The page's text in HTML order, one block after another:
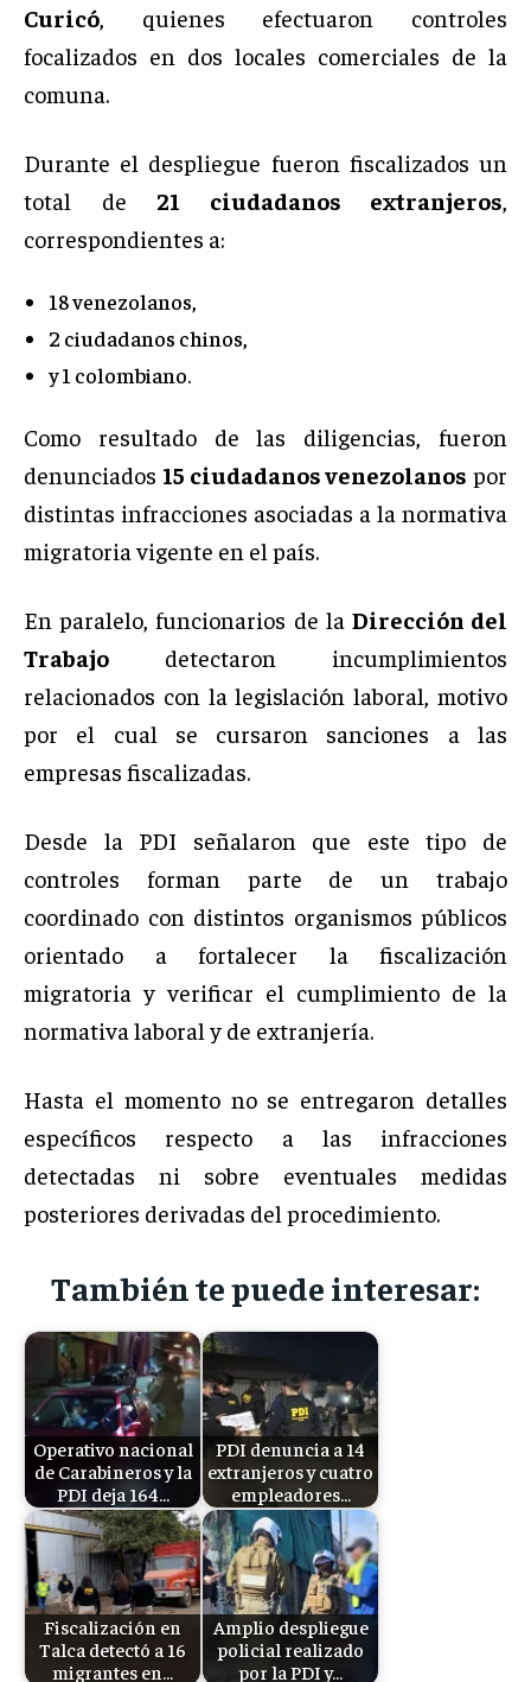
Curicó , quienes efectuaron controles
focalizados en dos locales comerciales de la
comuna.
Durante el despliegue fueron fiscalizados un
total de 21 ciudadanos extranjeros
correspondientes a:
18 venezolanos,
2 ciudadanos chinos,
y 1 colombiano.
Como resultado de las diligencias, fueron
denunciados 15 ciudadanos venezolanos por
distintas infracciones asociadas a la normativa
migratoria vigente en el país.
En paralelo, funcionarios de la Dirección del
Trabajo detectaron incumplimientos
relacionados con la legislación laboral, motivo
por el cual se cursaron sanciones a las
empresas fiscalizadas.
Desde la PDI señalaron que este tipo de
controles forman parte de un trabajo
coordinado con distintos organismos públicos
orientado a fortalecer la fiscalización
migratoria y verificar el cumplimiento de la
normativa laboral y de extranjería.
Hasta el momento no se entregaron detalles
específicos respecto a las infracciones
detectadas ni sobre eventuales medidas
posteriores derivadas del procedimiento.
También te puede interesar:
Operativo nacional
de Carabineros y la
PDI deja 164…
PDI denuncia a 14
extranjeros y cuatro
empleadores…
Fiscalización en
Talca detectó a 16
migrantes en…
Amplio despliegue
policial realizado
por la PDI y…